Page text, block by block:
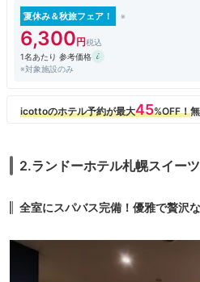
夏休み＆秋旅フェア！
6,300
1名あたり 参考価格
※対象施設のみ
2.ランドーホテル札幌スイーツ
全室にスパバス完備！優雅で贅沢